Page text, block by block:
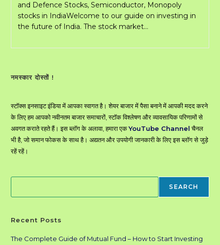
Long
Term
Investment
In
and Defence Stocks, Semiconductor, Monopoly
stocks in IndiaWelcome to our guide on investing in
the future of India. The stock market…
नमस्कार दोस्तों !
स्टॉक्स इनसाइट इंडिया में आपका स्वागत है। शेयर बाजार में पैसा बनाने में आपकी मदद करने
के लिए हम आपको नवीनतम बाजार समाचारों, स्टॉक विश्लेषण और व्यावसायिक परिणामों से
अवगत कराते रहते हैं। इस ब्लॉग के अलावा, हमारा एकYouTube Channelचैनल
भी है, जो समान फोकस के साथ है। अद्यतन और उपयोगी जानकारी के लिए इस ब्लॉग से जुड़े
रहें रहें।
SEARCH
Recent Posts
The Complete Guide of Mutual Fund – How to Start Investing